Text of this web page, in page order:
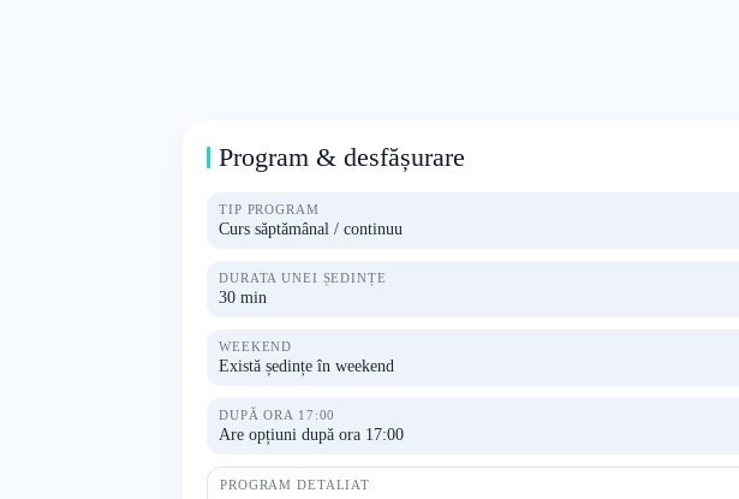
Program & desfășurare
TIP PROGRAM
Curs săptămânal / continuu
DURATA UNEI ȘEDINȚE
30 min
WEEKEND
Există ședințe în weekend
DUPĂ ORA 17:00
Are opțiuni după ora 17:00
PROGRAM DETALIAT